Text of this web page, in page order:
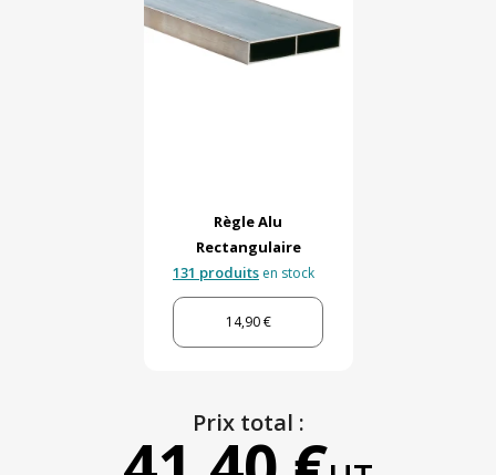
Règle Alu
Rectangulaire
131 produits en stock
14,90 €
Prix total :